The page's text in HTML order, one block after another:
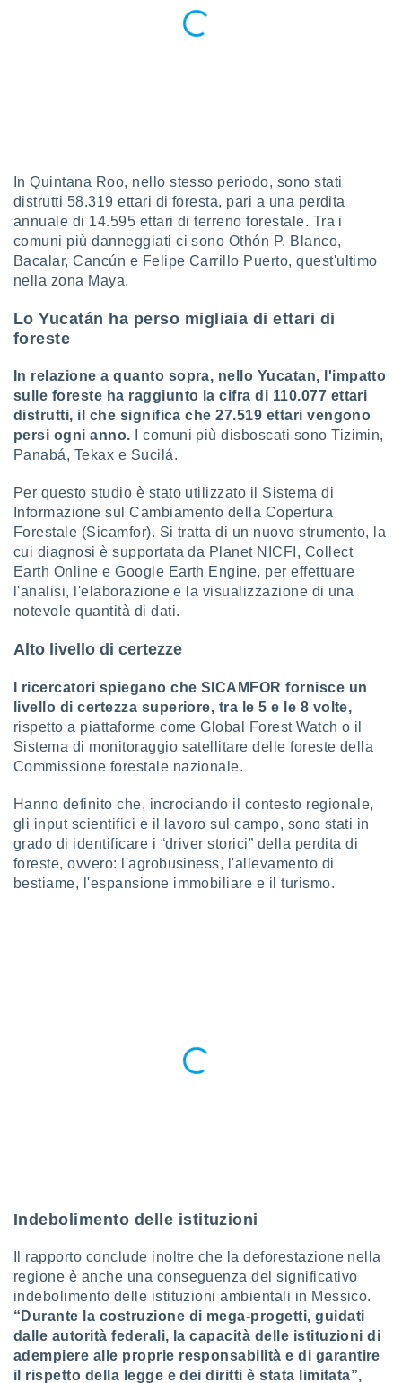
dati
al quale
Per
dei
facendo
" o
cookie
sito
il
dei
su
dati
la
della
creare
la
profili
per
e
per la
dei
In Quintana Roo, nello stesso periodo, sono stati
distrutti 58.319 ettari di foresta, pari a una perdita
annuale di 14.595 ettari di terreno forestale. Tra i
comuni più danneggiati ci sono Othón P. Blanco,
Bacalar, Cancún e Felipe Carrillo Puerto, quest'ultimo
nella zona Maya.
Lo Yucatán ha perso migliaia di ettari di
foreste
In relazione a quanto sopra, nello Yucatan, l'impatto
sulle foreste ha raggiunto la cifra di 110.077 ettari
distrutti, il che significa che 27.519 ettari vengono
persi ogni anno.
I comuni più disboscati sono Tizimin,
Panabá, Tekax e Sucilá.
Per questo studio è stato utilizzato il Sistema di
Informazione sul Cambiamento della Copertura
Forestale (Sicamfor). Si tratta di un nuovo strumento, la
cui diagnosi è supportata da Planet NICFI, Collect
Earth Online e Google Earth Engine, per effettuare
l'analisi, l'elaborazione e la visualizzazione di una
notevole quantità di dati.
Alto livello di certezze
I ricercatori spiegano che SICAMFOR fornisce un
livello di certezza superiore, tra le 5 e le 8 volte,
rispetto a piattaforme come Global Forest Watch o il
Sistema di monitoraggio satellitare delle foreste della
Commissione forestale nazionale.
Hanno definito che, incrociando il contesto regionale,
gli input scientifici e il lavoro sul campo, sono stati in
grado di identificare i “driver storici” della perdita di
foreste, ovvero: l'agrobusiness, l'allevamento di
bestiame, l'espansione immobiliare e il turismo.
Indebolimento delle istituzioni
Il rapporto conclude inoltre che la deforestazione nella
regione è anche una conseguenza del significativo
indebolimento delle istituzioni ambientali in Messico.
“Durante la costruzione di mega-progetti, guidati
dalle autorità federali, la capacità delle istituzioni di
adempiere alle proprie responsabilità e di garantire
il rispetto della legge e dei diritti è stata limitata”,